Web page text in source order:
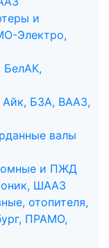
и
Электро,
БелАК,
БЗА, ВААЗ,
валы
и ПЖД
ШААЗ
отопителя,
ПРАМО,